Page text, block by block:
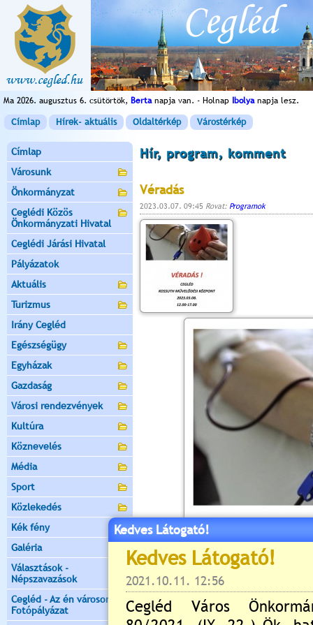
Ma 2026. augusztus 6. csütörtök, Bertanapja van. - Holnap Ibolyanapja lesz.
Címlap Hírek- aktuális Oldaltérkép Várostérkép
Címlap
Városunk
Önkormányzat
Ceglédi Közös
Önkormányzati Hivatal
Ceglédi Járási Hivatal
Pályázatok
Aktuális
Turizmus
Irány Cegléd
Egészségügy
Egyházak
Gazdaság
Városi rendezvények
Kultúra
Köznevelés
Média
Sport
Közlekedés
Kék fény
Galéria
Választások -
Népszavazások
Cegléd - Az én városom -
Fotópályázat
Hír, program, komment
Véradás
2023.03.07. 09:45 Rovat: Programok
Kedves Látogató!